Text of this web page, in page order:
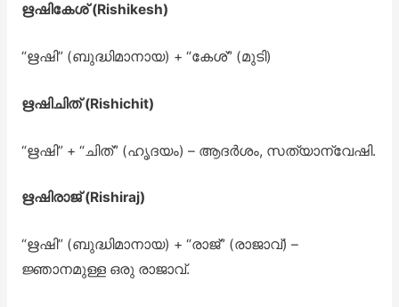
ഋഷികേശ് (Rishikesh)
“ഋഷി” (ബുദ്ധിമാനായ) + “കേശ്” (മുടി)
ഋഷിചിത് (Rishichit)
“ഋഷി” + “ചിത്” (ഹൃദയം) – ആദർശം, സത്യാന്വേഷി.
ഋഷിരാജ് (Rishiraj)
“ഋഷി” (ബുദ്ധിമാനായ) + “രാജ്” (രാജാവ്) –
ജ്ഞാനമുള്ള ഒരു രാജാവ്.